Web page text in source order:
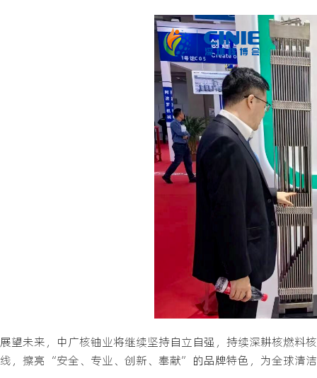
展望未来，中广核铀业将继续坚持自立自强，持续深耕核燃料
线，擦亮“安全、专业、创新、奉献”的品牌特色，为全球清